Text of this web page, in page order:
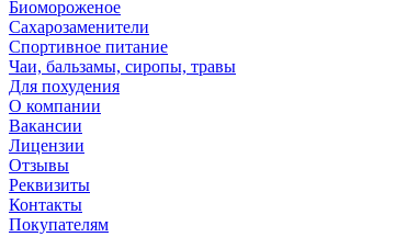
Биомороженое
Сахарозаменители
Спортивное питание
Чаи, бальзамы, сиропы, травы
Для похудения
О компании
Вакансии
Лицензии
Отзывы
Реквизиты
Контакты
Покупателям